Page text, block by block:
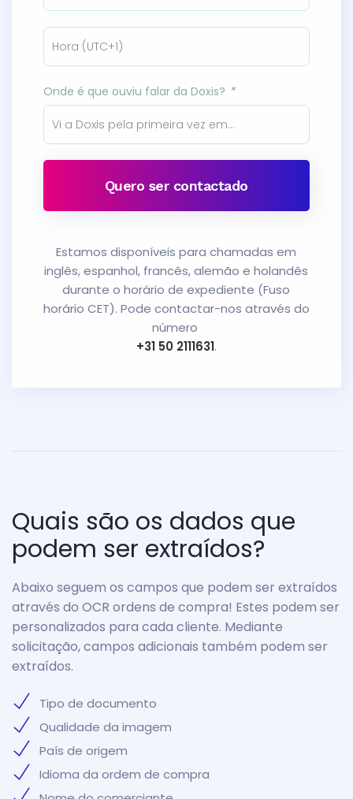
Onde é que ouviu falar da Doxis?
Quero ser contactado
Estamos disponíveis para chamadas em
inglês, espanhol, francês, alemão e holandês
durante o horário de expediente (Fuso
horário CET). Pode contactar-nos através do
número
+31 50 2111631.
Quais são os dados que
podem ser extraídos?
Abaixo seguem os campos que podem ser extraídos
através do OCR ordens de compra! Estes podem ser
personalizados para cada cliente. Mediante
solicitação, campos adicionais também podem ser
extraídos.
Tipo de documento
Qualidade da imagem
País de origem
Idioma da ordem de compra